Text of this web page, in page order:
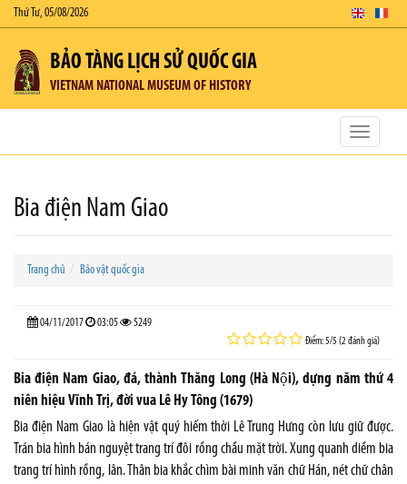
Thứ Tư, 05/08/2026
BẢO TÀNG LỊCH SỬ QUỐC GIA
VIETNAM NATIONAL MUSEUM OF HISTORY
Toggle
Bia điện Nam Giao
Trang chủ Bảo vật quốc gia
04/11/2017 03:05 5249
Điểm: 5/5 (2 đánh giá)
Bia điện Nam Giao, đá, thành Thăng Long (Hà Nội), dựng năm thứ 4
niên hiệu Vĩnh Trị, đời vua Lê Hy Tông (1679)
Bia điện Nam Giao là hiện vật quý hiếm thời Lê Trung Hưng còn lưu giữ được.
Trán bia hình bán nguyệt trang trí đôi rồng chầu mặt trời. Xung quanh diềm bia
trang trí hình rồng, lân. Thân bia khắc chìm bài minh văn chữ Hán, nét chữ chân